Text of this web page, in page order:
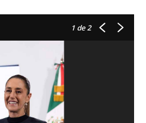
1 de 2